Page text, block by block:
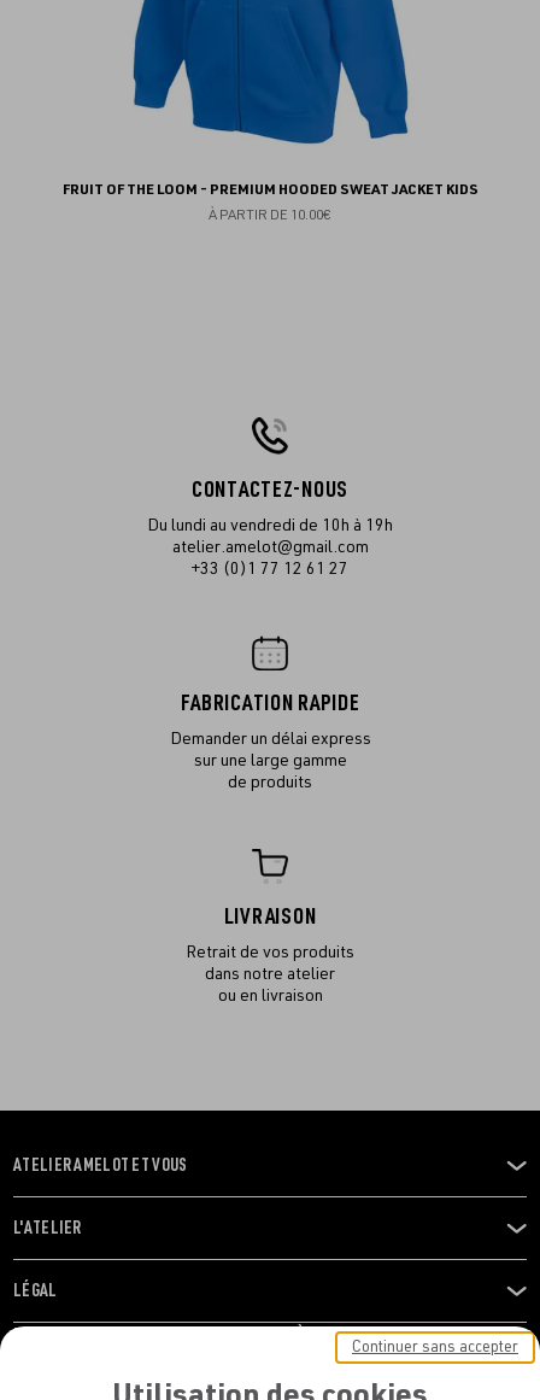
FRUIT OF THE LOOM - PREMIUM HOODED SWEAT JACKET KIDS
À PARTIR DE 10.00€
CONTACTEZ-NOUS
Du lundi au vendredi de 10h à 19h
atelier.amelot@gmail.com
+33 (0)1 77 12 61 27
FABRICATION RAPIDE
Demander un délai express
sur une large gamme
de produits
LIVRAISON
Retrait de vos produits
dans notre atelier
ou en livraison
OUVRIR
LE
MENU
ATELIER AMELOT ET VOUS
OUVRIR
LE
MENU
L'ATELIER
OUVRIR
LE
LÉGAL
RESTONS EN CONTACT ! ABONNEZ-VOUS À NOTRE
Continuer sans accepter